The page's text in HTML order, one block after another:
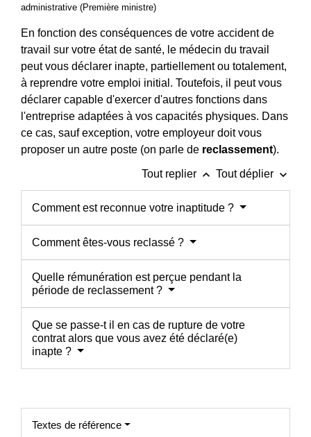
administrative (Première ministre)
En fonction des conséquences de votre accident de
travail sur votre état de santé, le médecin du travail
peut vous déclarer inapte, partiellement ou totalement,
à reprendre votre emploi initial. Toutefois, il peut vous
déclarer capable d'exercer d'autres fonctions dans
l'entreprise adaptées à vos capacités physiques. Dans
ce cas, sauf exception, votre employeur doit vous
proposer un autre poste (on parle de reclassement).
Tout replier keyboard_arrow_up Tout déplier keyboard_arrow_down
Comment est reconnue votre inaptitude ?
Comment êtes-vous reclassé ?
Quelle rémunération est perçue pendant la
période de reclassement ?
Que se passe-t il en cas de rupture de votre
contrat alors que vous avez été déclaré(e)
inapte ?
Textes de référence